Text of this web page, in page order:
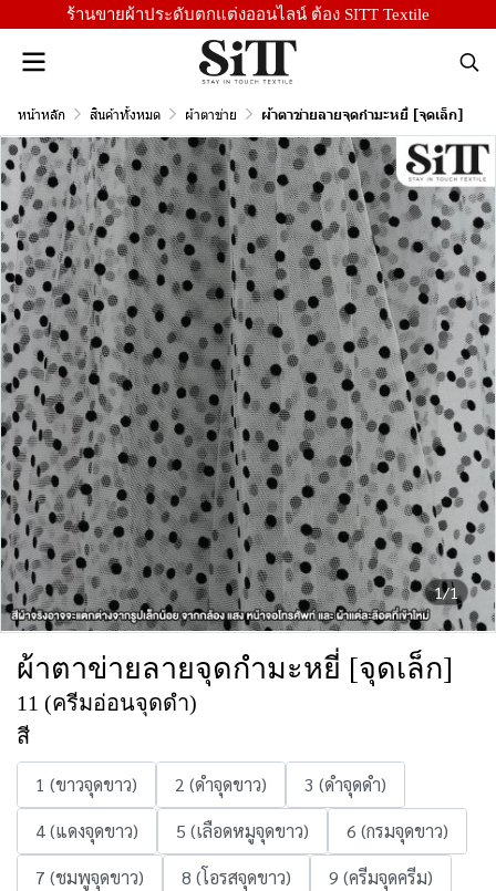
ร้านขายผ้าประดับตกแต่งออนไลน์ ต้อง SITT Textile
หน้าหลัก สินค้าทั้งหมด ผ้าตาข่าย ผ้าตาข่ายลายจุดกำมะหยี่ [จุดเล็ก]
1/1
ผ้าตาข่ายลายจุดกำมะหยี่ [จุดเล็ก]
11 (ครีมอ่อนจุดดำ)
สี
1 (ขาวจุดขาว) 2 (ดำจุดขาว)
3 (ดำจุดดำ)
4 (แดงจุดขาว)
5 (เลือดหมูจุดขาว)
6 (กรมจุดขาว)
7 (ชมพูจุดขาว)
8 (โอรสจุดขาว)
9 (ครีมจุดครีม)